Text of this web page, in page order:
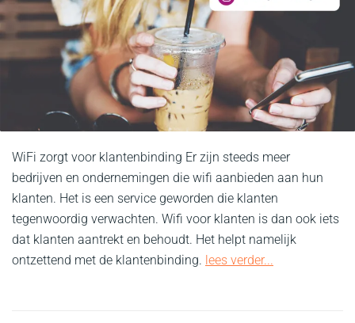
WiFi zorgt voor klantenbinding Er zijn steeds meer
bedrijven en ondernemingen die wifi aanbieden aan hun
klanten. Het is een service geworden die klanten
tegenwoordig verwachten. Wifi voor klanten is dan ook iets
dat klanten aantrekt en behoudt. Het helpt namelijk
ontzettend met de klantenbinding. lees verder...